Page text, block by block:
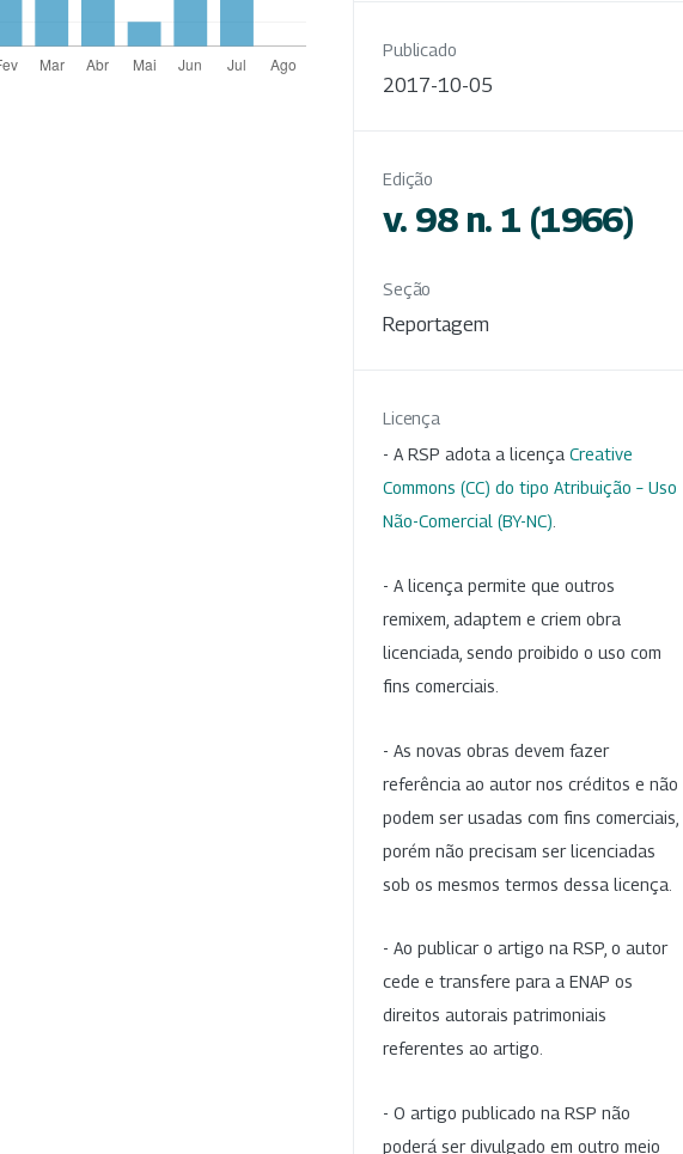
Publicado
2017-10-05
Edição
v. 98 n. 1 (1966)
Seção
Reportagem
Licença
- A RSP adota a licença Creative
Commons (CC) do tipo Atribuição – Uso
Não-Comercial (BY-NC)
- A licença permite que outros
remixem, adaptem e criem obra
licenciada, sendo proibido o uso com
fins comerciais.
- As novas obras devem fazer
referência ao autor nos créditos e não
podem ser usadas com fins comerciais,
porém não precisam ser licenciadas
sob os mesmos termos dessa licença.
- Ao publicar o artigo na RSP, o autor
cede e transfere para a ENAP os
direitos autorais patrimoniais
referentes ao artigo.
- O artigo publicado na RSP não
poderá ser divulgado em outro meio